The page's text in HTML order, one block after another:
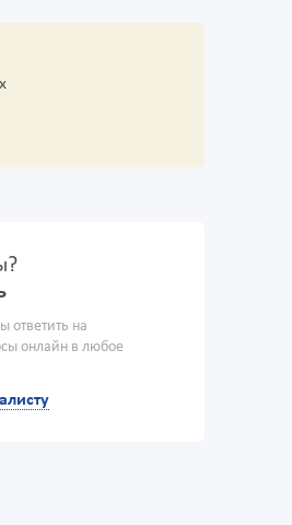
ответить на
онлайн в любое